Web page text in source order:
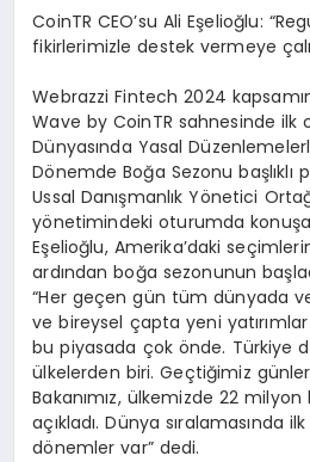
CoinTR CEO’su Ali Eşelioğlu:
fikirlerimizle destek vermeye
Webrazzi Fintech 2024
Wave by CoinTR sahnesinde ilk
Dünyasında Yasal
Dönemde Boğa Sezonu başlıklı
Ussal Danışmanlık Yönetici
yönetimindeki oturumda
Eşelioğlu, Amerika’daki
ardından boğa sezonunun
“Her geçen gün tüm dünyada
ve bireysel çapta yeni
bu piyasada çok önde. Türkiye
ülkelerden biri. Geçtiğimiz
Bakanımız, ülkemizde 22
açıkladı. Dünya sıralamasında
dönemler var” dedi.